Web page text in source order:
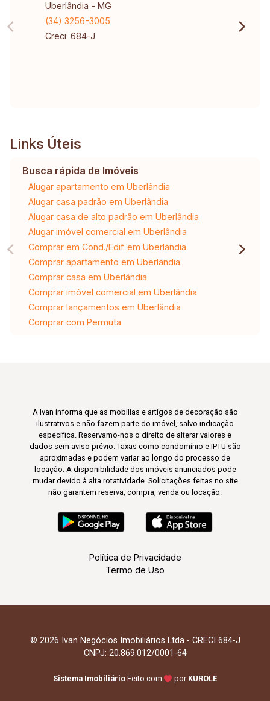
Uberlândia - MG
(34) 3256-3005
Creci: 684-J
Links Úteis
Busca rápida de Imóveis
Alugar apartamento em Uberlândia
Alugar casa padrão em Uberlândia
Alugar casa de alto padrão em Uberlândia
Alugar imóvel comercial em Uberlândia
Comprar em Cond./Edif. em Uberlândia
Comprar apartamento em Uberlândia
Comprar casa em Uberlândia
Comprar imóvel comercial em Uberlândia
Comprar lançamentos em Uberlândia
Comprar com Permuta
A Ivan informa que as mobílias e artigos de decoração são
ilustrativos e não fazem parte do imóvel, salvo indicação
específica. Reservamo-nos o direito de alterar valores e
dados sem aviso prévio. Taxas como condomínio e IPTU são
aproximadas e podem variar ao longo do processo de
locação. A disponibilidade dos imóveis anunciados pode
mudar devido à alta rotatividade. Solicitações feitas no site
não garantem reserva, compra, venda ou locação.
Política de Privacidade
Termo de Uso
© 2026 Ivan Negócios Imobiliários Ltda - CRECI 684-J
CNPJ: 20.869.012/0001-64
Sistema Imobiliário Feito com por KUROLE